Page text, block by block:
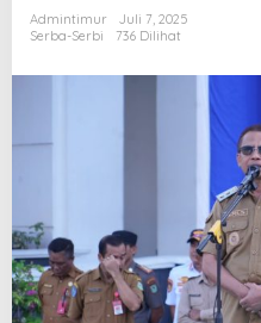
Admintimur
Juli 7, 2025
Serba-Serbi
736 Dilihat